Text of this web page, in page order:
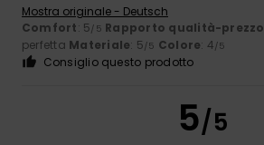
Mostra originale - Deutsch
Comfort: 5/5 Rapporto qualità-prezzo
perfetta Materiale: 5/5 Colore: 4/5
Consiglio questo prodotto
5/5